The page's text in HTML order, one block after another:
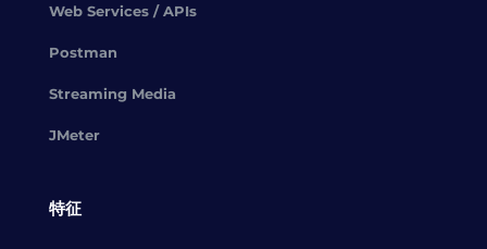
Web Services / APIs
Postman
Streaming Media
JMeter
特征